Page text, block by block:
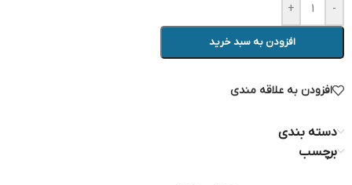
-
+
افزودن به سبد خرید
افزودن به علاقه مندی
دسته بندی
برچسب